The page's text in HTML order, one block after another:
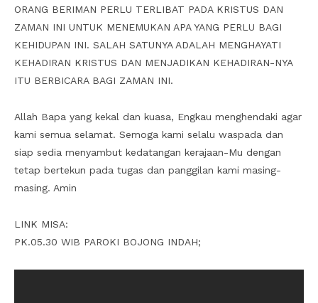
ORANG BERIMAN PERLU TERLIBAT PADA KRISTUS DAN
ZAMAN INI UNTUK MENEMUKAN APA YANG PERLU BAGI
KEHIDUPAN INI. SALAH SATUNYA ADALAH MENGHAYATI
KEHADIRAN KRISTUS DAN MENJADIKAN KEHADIRAN-NYA
ITU BERBICARA BAGI ZAMAN INI.
Allah Bapa yang kekal dan kuasa, Engkau menghendaki agar
kami semua selamat. Semoga kami selalu waspada dan
siap sedia menyambut kedatangan kerajaan-Mu dengan
tetap bertekun pada tugas dan panggilan kami masing-
masing. Amin
LINK MISA:
PK.05.30 WIB PAROKI BOJONG INDAH;